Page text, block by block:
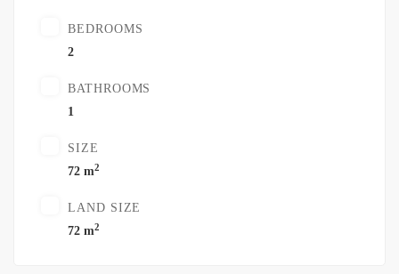
BEDROOMS
2
BATHROOMS
1
SIZE
72 m2
LAND SIZE
72 m2